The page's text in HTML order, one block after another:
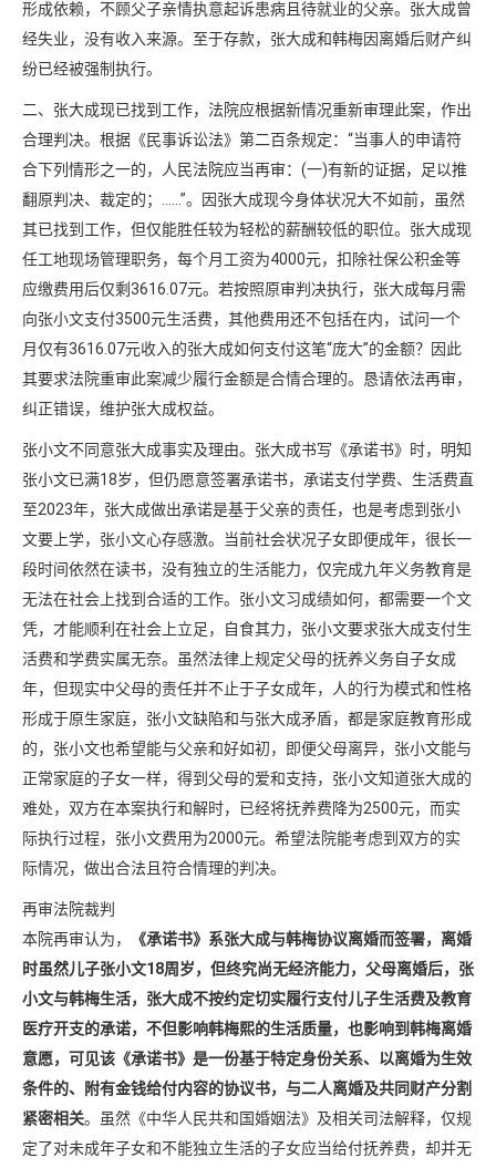
形成依赖，不顾父子亲情执意起诉患病且待就业的父亲。张大成曾
经失业，没有收入来源。至于存款，张大成和韩梅因离婚后财产纠
纷已经被强制执行。
二、张大成现已找到工作，法院应根据新情况重新审理此案，作出
合理判决。根据《民事诉讼法》第二百条规定：“当事人的申请符
合下列情形之一的，人民法院应当再审：(一)有新的证据，足以推
翻原判决、裁定的；……”。因张大成现今身体状况大不如前，虽然
其已找到工作，但仅能胜任较为轻松的薪酬较低的职位。张大成现
任工地现场管理职务，每个月工资为4000元，扣除社保公积金等
应缴费用后仅剩3616.07元。若按照原审判决执行，张大成每月需
向张小文支付3500元生活费，其他费用还不包括在内，试问一个
月仅有3616.07元收入的张大成如何支付这笔“庞大”的金额？因此
其要求法院重审此案减少履行金额是合情合理的。恳请依法再审，
纠正错误，维护张大成权益。
张小文不同意张大成事实及理由。张大成书写《承诺书》时，明知
张小文已满18岁，但仍愿意签署承诺书，承诺支付学费、生活费直
至2023年，张大成做出承诺是基于父亲的责任，也是考虑到张小
文要上学，张小文心存感激。当前社会状况子女即便成年，很长一
段时间依然在读书，没有独立的生活能力，仅完成九年义务教育是
无法在社会上找到合适的工作。张小文习成绩如何，都需要一个文
凭，才能顺利在社会上立足，自食其力，张小文要求张大成支付生
活费和学费实属无奈。虽然法律上规定父母的抚养义务自子女成
年，但现实中父母的责任并不止于子女成年，人的行为模式和性格
形成于原生家庭，张小文缺陷和与张大成矛盾，都是家庭教育形成
的，张小文也希望能与父亲和好如初，即便父母离异，张小文能与
正常家庭的子女一样，得到父母的爱和支持，张小文知道张大成的
难处，双方在本案执行和解时，已经将抚养费降为2500元，而实
际执行过程，张小文费用为2000元。希望法院能考虑到双方的实
际情况，做出合法且符合情理的判决。
再审法院裁判
本院再审认为，
《承诺书》系张大成与韩梅协议离婚而签署，离婚
时虽然儿子张小文18周岁，但终究尚无经济能力，父母离婚后，张
小文与韩梅生活，张大成不按约定切实履行支付儿子生活费及教育
医疗开支的承诺，不但影响韩梅熙的生活质量，也影响到韩梅离婚
意愿，可见该《承诺书》是一份基于特定身份关系、以离婚为生效
条件的、附有金钱给付内容的协议书，与二人离婚及共同财产分割
紧密相关。虽然《中华人民共和国婚姻法》及相关司法解释，仅规
定了对未成年子女和不能独立生活的子女应当给付抚养费，却并无